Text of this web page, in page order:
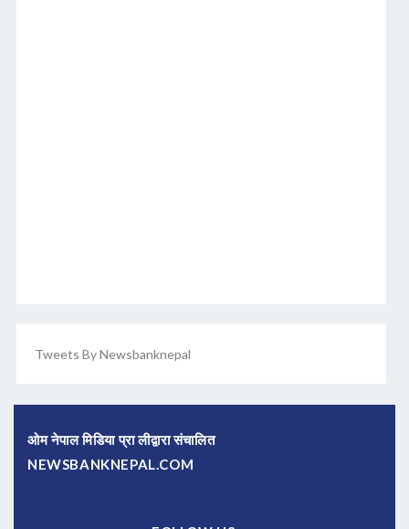
Tweets By Newsbanknepal
ओम नेपाल मिडिया प्रा लीद्वारा संचालित
NEWSBANKNEPAL.COM